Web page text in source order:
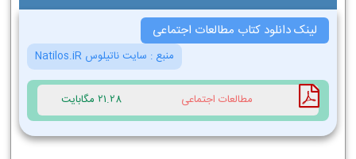
لینک دانلود کتاب مطالعات اجتماعی
منبع : سایت ناتیلوس Natilos.iR
مطالعات اجتماعی 21.28 مگابایت